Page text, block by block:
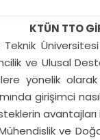
KTÜN TTO
Teknik
ve Ulusal
yönelik
girişimci
avantajları
ve